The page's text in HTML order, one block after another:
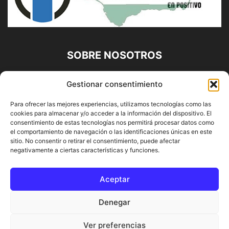
Gestionar consentimiento
Para ofrecer las mejores experiencias, utilizamos tecnologías como las
cookies para almacenar y/o acceder a la información del dispositivo. El
consentimiento de estas tecnologías nos permitirá procesar datos como
el comportamiento de navegación o las identificaciones únicas en este
sitio. No consentir o retirar el consentimiento, puede afectar
negativamente a ciertas características y funciones.
Aceptar
Denegar
Ver preferencias
SOBRE NOSOTROS
Diario Alhaurín (www.alhaurindelatorre.com) Propiedad de
Francisco E. López López | 639 95 71 95 | Noticias de
Alhaurín de la Torre, Málaga y Provincia|
Contáctanos:info@alhaurindelatorre.com
SÍGUENOS
© DIARIO ALHAURÍN | Diseñado por INFORMÁTICA ALHAURÍN